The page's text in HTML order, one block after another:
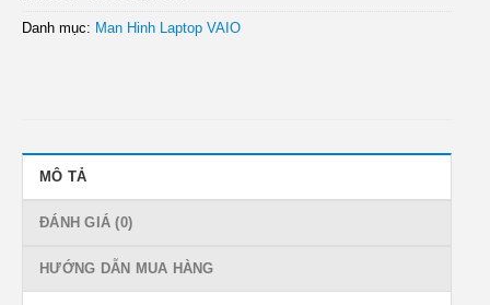
Danh mục: Man Hinh Laptop VAIO
MÔ TẢ
ĐÁNH GIÁ (0)
HƯỚNG DẪN MUA HÀNG